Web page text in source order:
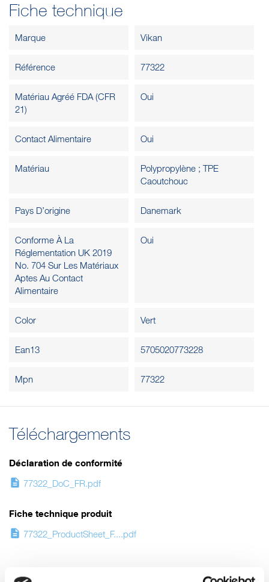
Fiche technique
Marque Vikan
Référence 77322
Matériau Agréé FDA (CFR
21)
Oui
Contact Alimentaire Oui
Matériau
Polypropylène ; TPE
Caoutchouc
Pays D’origine Danemark
Conforme À La
Réglementation UK 2019
No. 704 Sur Les Matériaux
Aptes Au Contact
Alimentaire
Oui
Color Vert
Ean13 5705020773228
Mpn 77322
Téléchargements
Déclaration de conformité
description 77322_DoC_FR.pdf
Fiche technique produit
description 77322_ProductSheet_F....pdf